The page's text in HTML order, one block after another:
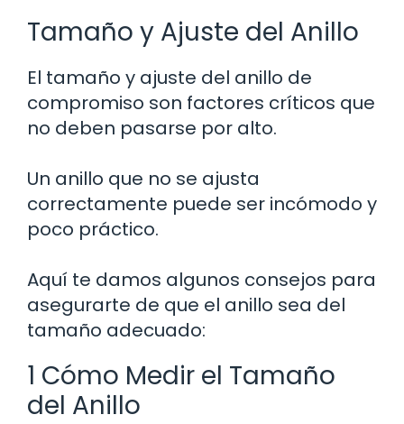
Tamaño y Ajuste del Anillo
El tamaño y ajuste del anillo de
compromiso son factores críticos que
no deben pasarse por alto.
Un anillo que no se ajusta
correctamente puede ser incómodo y
poco práctico.
Aquí te damos algunos consejos para
asegurarte de que el anillo sea del
tamaño adecuado:
1 Cómo Medir el Tamaño
del Anillo